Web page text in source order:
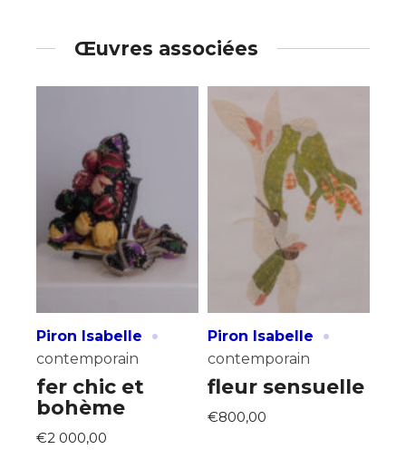
Œuvres associées
Piron Isabelle ·
contemporain
fer chic et
bohème
€2 000,00
Piron Isabelle ·
contemporain
fleur sensuelle
€800,00